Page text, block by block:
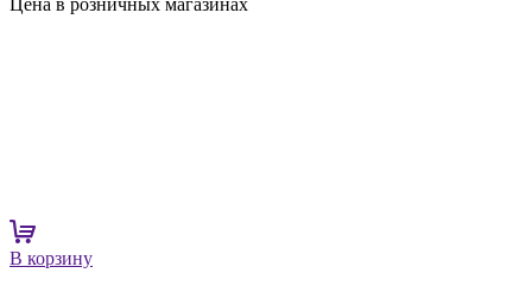
В корзину